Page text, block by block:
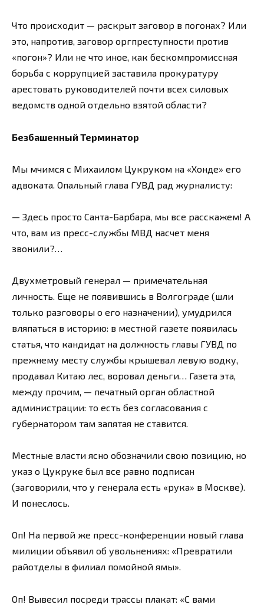
Что происходит — раскрыт заговор в погонах? Или
это, напротив, заговор оргпреступности против
«погон»? Или не что иное, как бескомпромиссная
борьба с коррупцией заставила прокуратуру
арестовать руководителей почти всех силовых
ведомств одной отдельно взятой области?
Безбашенный Терминатор
Мы мчимся с Михаилом Цукруком на «Хонде» его
адвоката. Опальный глава ГУВД рад журналисту:
— Здесь просто Санта-Барбара, мы все расскажем! А
что, вам из пресс-службы МВД насчет меня
звонили?…
Двухметровый генерал — примечательная
личность. Еще не появившись в Волгограде (шли
только разговоры о его назначении), умудрился
вляпаться в историю: в местной газете появилась
статья, что кандидат на должность главы ГУВД по
прежнему месту службы крышевал левую водку,
продавал Китаю лес, воровал деньги… Газета эта,
между прочим, — печатный орган областной
администрации: то есть без согласования с
губернатором там запятая не ставится.
Местные власти ясно обозначили свою позицию, но
указ о Цукруке был все равно подписан
(заговорили, что у генерала есть «рука» в Москве).
И понеслось.
Оп! На первой же пресс-конференции новый глава
милиции объявил об увольнениях: «Превратили
райотделы в филиал помойной ямы».
Оп! Вывесил посреди трассы плакат: «С вами